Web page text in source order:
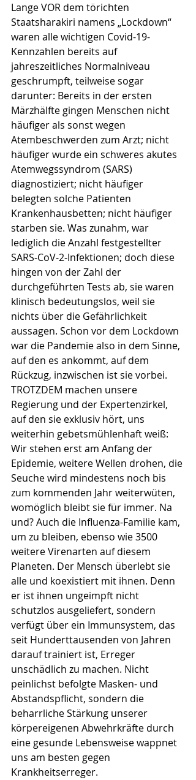
Lange VOR dem törichten
Staatsharakiri namens „Lockdown“
waren alle wichtigen Covid-19-
Kennzahlen bereits auf
jahreszeitliches Normalniveau
geschrumpft, teilweise sogar
darunter: Bereits in der ersten
Märzhälfte gingen Menschen nicht
häufiger als sonst wegen
Atembeschwerden zum Arzt; nicht
häufiger wurde ein schweres akutes
Atemwegssyndrom (SARS)
diagnostiziert; nicht häufiger
belegten solche Patienten
Krankenhausbetten; nicht häufiger
starben sie. Was zunahm, war
lediglich die Anzahl festgestellter
SARS-CoV-2-Infektionen; doch diese
hingen von der Zahl der
durchgeführten Tests ab, sie waren
klinisch bedeutungslos, weil sie
nichts über die Gefährlichkeit
aussagen. Schon vor dem Lockdown
war die Pandemie also in dem Sinne,
auf den es ankommt, auf dem
Rückzug, inzwischen ist sie vorbei.
TROTZDEM machen unsere
Regierung und der Expertenzirkel,
auf den sie exklusiv hört, uns
weiterhin gebetsmühlenhaft weiß:
Wir stehen erst am Anfang der
Epidemie, weitere Wellen drohen, die
Seuche wird mindestens noch bis
zum kommenden Jahr weiterwüten,
womöglich bleibt sie für immer. Na
und? Auch die Influenza-Familie kam,
um zu bleiben, ebenso wie 3500
weitere Virenarten auf diesem
Planeten. Der Mensch überlebt sie
alle und koexistiert mit ihnen. Denn
er ist ihnen ungeimpft nicht
schutzlos ausgeliefert, sondern
verfügt über ein Immunsystem, das
seit Hunderttausenden von Jahren
darauf trainiert ist, Erreger
unschädlich zu machen. Nicht
peinlichst befolgte Masken- und
Abstandspflicht, sondern die
beharrliche Stärkung unserer
körpereigenen Abwehrkräfte durch
eine gesunde Lebensweise wappnet
uns am besten gegen
Krankheitserreger.